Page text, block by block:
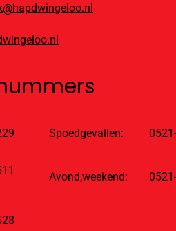
Spoedgevallen:
Avond,weekend: